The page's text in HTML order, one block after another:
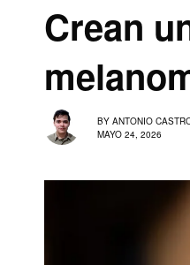
Crean
BY ANTONIO
MAYO 24, 2026